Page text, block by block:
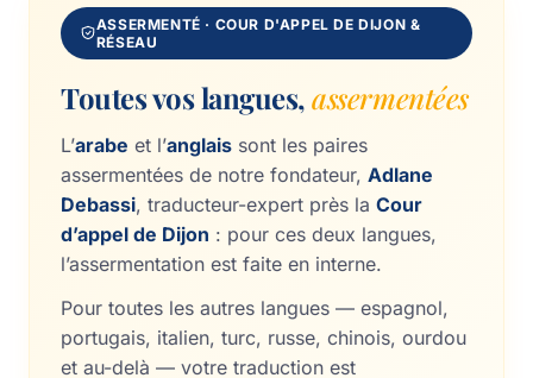
ASSERMENTÉ · COUR D'APPEL DE DIJON &
RÉSEAU
Toutes vos langues,assermentées
L’arabe et l’anglais sont les paires
assermentées de notre fondateur, Adlane
Debassi, traducteur-expert près la Cour
d’appel de Dijon : pour ces deux langues,
l’assermentation est faite en interne.
Pour toutes les autres langues — espagnol,
portugais, italien, turc, russe, chinois, ourdou
et au-delà — votre traduction est